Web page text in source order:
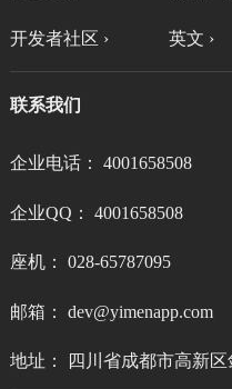
开发者社区 › 英文 ›
联系我们
企业电话： 4001658508
企业QQ： 4001658508
座机： 028-65787095
邮箱： dev@yimenapp.com
地址： 四川省成都市高新区